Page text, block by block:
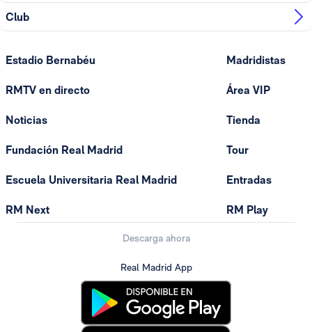
Club
Estadio Bernabéu
RMTV en directo
Noticias
Fundación Real Madrid
Escuela Universitaria Real Madrid
RM Next
Madridistas
Área VIP
Tienda
Tour
Entradas
RM Play
Descarga ahora
Real Madrid App